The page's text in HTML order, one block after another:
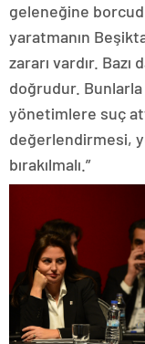
geleneğine
yaratmanın
zararı vardır. Bazı
doğrudur.
yönetimlere suç
değerlendirmesi,
bırakılmalı.”